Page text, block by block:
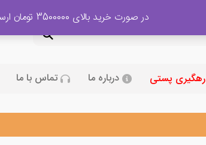
رهگیری پستی درباره ما تماس با ما
در صورت خرید بالای 3500000 تومان ارسال پستی رایگان میباشد.